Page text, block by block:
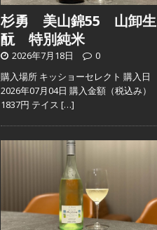
杉勇 美山錦55 山卸生
酛 特別純米
2026年7月18日
0
購入場所 キッショーセレクト 購入日
2026年07月04日 購入金額（税込み）
1837円 テイス […]